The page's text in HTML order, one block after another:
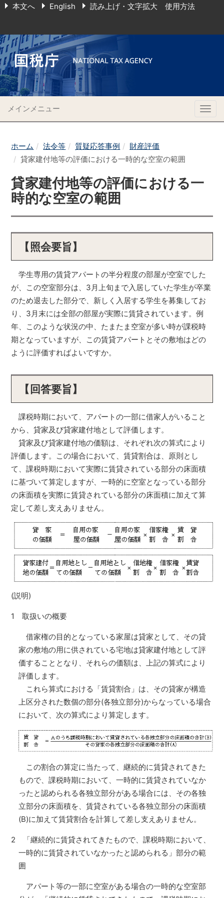
本文へ English 読み上げ・文字拡大 使用方法
メインメニュー
ホーム 法令等 質疑応答事例
財産評価
貸家建付地等の評価における一時的な空室の範囲
貸家建付地等の評価における一
時的な空室の範囲
【照会要旨】
学生専用の賃貸アパートの半分程度の部屋が空室でした
が、この空室部分は、3月上旬まで入居していた学生が卒業
のため退去した部分で、新しく入居する学生を募集してお
り、3月末には全部の部屋が実際に賃貸されています。例
年、このような状況の中、たまたま空室が多い時が課税時
期となっていますが、この賃貸アパートとその敷地はどの
ように評価すればよいですか。
【回答要旨】
課税時期において、アパートの一部に借家人がいること
から、貸家及び貸家建付地として評価します。
貸家及び貸家建付地の価額は、それぞれ次の算式により
評価します。この場合において、賃貸割合は、原則とし
て、課税時期において実際に賃貸されている部分の床面積
に基づいて算定しますが、一時的に空室となっている部分
の床面積を実際に賃貸されている部分の床面積に加えて算
定して差し支えありません。
(説明)
1 取扱いの概要
借家権の目的となっている家屋は貸家として、その貸
家の敷地の用に供されている宅地は貸家建付地として評
価することとなり、それらの価額は、上記の算式により
評価します。
これら算式における「賃貸割合」は、その貸家が構造
上区分された数個の部分(各独立部分)からなっている場合
において、次の算式により算定します。
この割合の算定に当たって、継続的に賃貸されてきた
もので、課税時期において、一時的に賃貸されていなか
ったと認められる各独立部分がある場合には、その各独
立部分の床面積を、賃貸されている各独立部分の床面積
(B)に加えて賃貸割合を計算して差し支えありません。
2 「継続的に賃貸されてきたもので、課税時期において、
一時的に賃貸されていなかったと認められる」部分の範
囲
アパート等の一部に空室がある場合の一時的な空室部